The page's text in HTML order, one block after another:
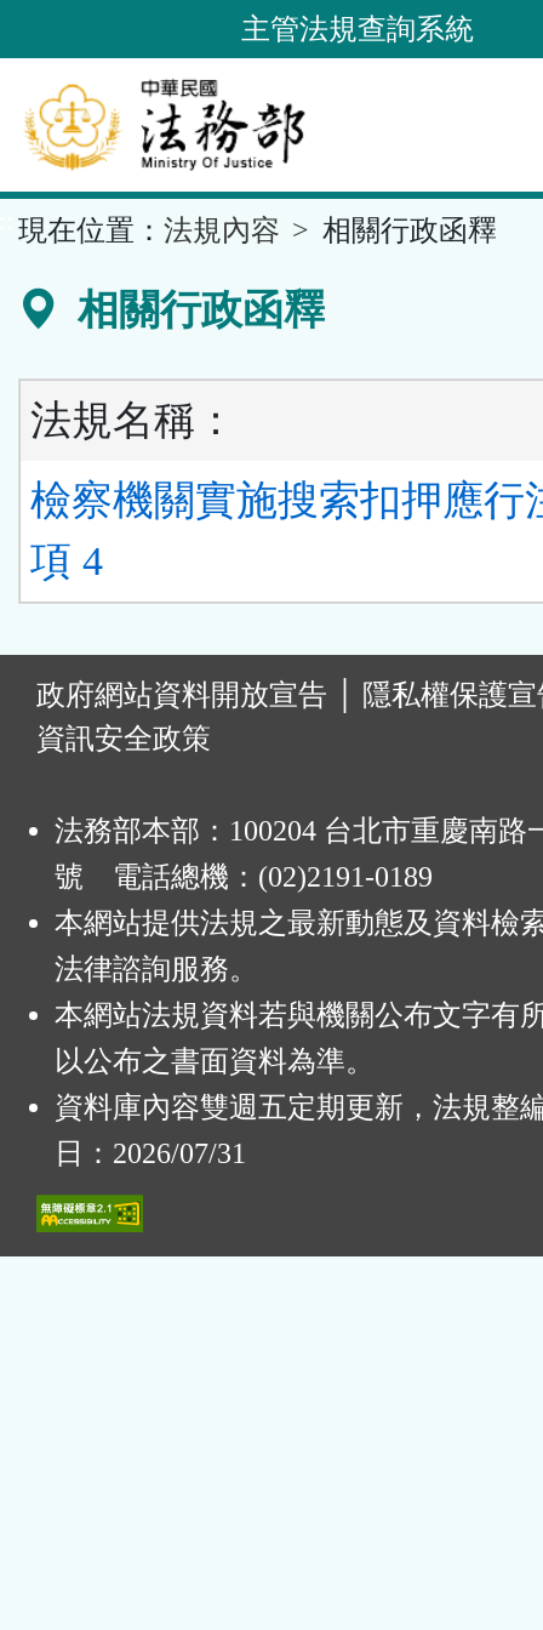
到
要
內
容
區
主管法規查詢系統
現在位置： 法規內容 相關行政函釋
相關行政函釋
法規名稱：
檢察機關實施搜索扣押應行
項 4
政府網站資料開放宣告
隱私權保護
資訊安全政策
法務部本部：100204 台北市重慶南路
號 電話總機：(02)2191-0189
本網站提供法規之最新動態及資料檢
法律諮詢服務。
本網站法規資料若與機關公布文字有
以公布之書面資料為準。
資料庫內容雙週五定期更新，法規整
日：2026/07/31